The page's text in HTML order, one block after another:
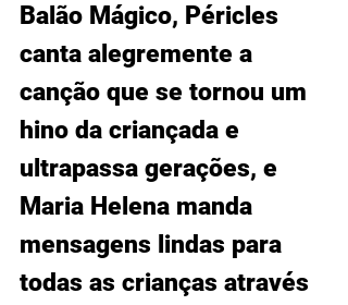
Balão Mágico, Péricles
canta alegremente a
canção que se tornou um
hino da criançada e
ultrapassa gerações, e
Maria Helena manda
mensagens lindas para
todas as crianças através